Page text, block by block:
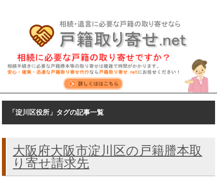
「淀川区役所」タグの記事一覧
大阪府大阪市淀川区の戸籍謄本取
り寄せ請求先